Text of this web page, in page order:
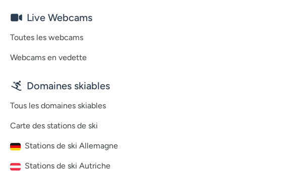
Live Webcams
Toutes les webcams
Webcams en vedette
Domaines skiables
Tous les domaines skiables
Carte des stations de ski
Stations de ski Allemagne
Stations de ski Autriche